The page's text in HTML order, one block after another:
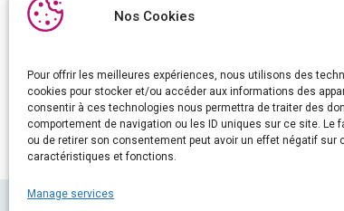
Nos Cookies
Pour offrir les meilleures expériences, nous utilisons des
cookies pour stocker et/ou accéder aux informations des
consentir à ces technologies nous permettra de traiter des
comportement de navigation ou les ID uniques sur ce site. Le
ou de retirer son consentement peut avoir un effet négatif sur
caractéristiques et fonctions.
Manage services